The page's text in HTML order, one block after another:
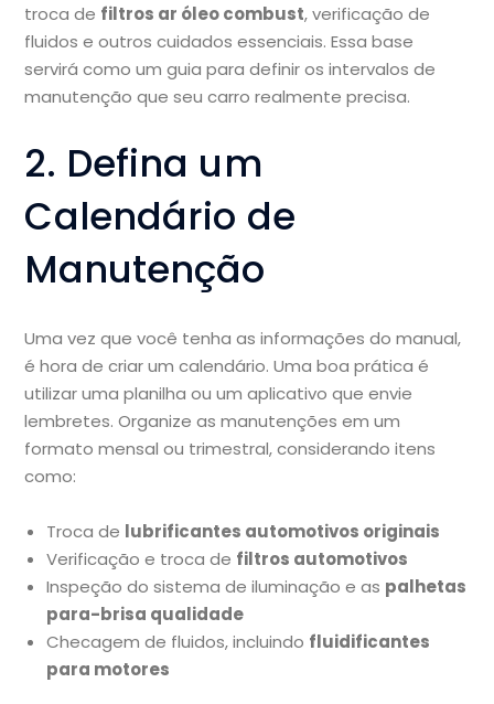
troca de filtros ar óleo combust, verificação de
fluidos e outros cuidados essenciais. Essa base
servirá como um guia para definir os intervalos de
manutenção que seu carro realmente precisa.
2. Defina um
Calendário de
Manutenção
Uma vez que você tenha as informações do manual,
é hora de criar um calendário. Uma boa prática é
utilizar uma planilha ou um aplicativo que envie
lembretes. Organize as manutenções em um
formato mensal ou trimestral, considerando itens
como:
Troca de lubrificantes automotivos originais
Verificação e troca de filtros automotivos
Inspeção do sistema de iluminação e as palhetas
para-brisa qualidade
Checagem de fluidos, incluindo fluidificantes
para motores